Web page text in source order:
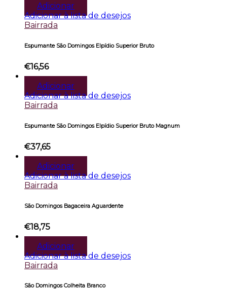
Adicionar
Adicionar à lista de desejos
Bairrada
Espumante São Domingos Elpídio Superior Bruto
€16,56
Adicionar
Adicionar à lista de desejos
Bairrada
Espumante São Domingos Elpídio Superior Bruto Magnum
€37,65
Adicionar
Adicionar à lista de desejos
Bairrada
São Domingos Bagaceira Aguardente
€18,75
Adicionar
Adicionar à lista de desejos
Bairrada
São Domingos Colheita Branco